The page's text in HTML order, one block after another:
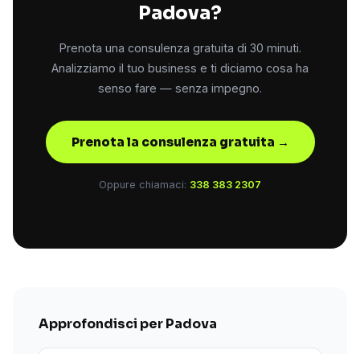
Padova?
Prenota una consulenza gratuita di 30 minuti.
Analizziamo il tuo business e ti diciamo cosa ha
senso fare — senza impegno.
Prenota la consulenza gratuita →
Oppure chiamaci: 338 383 2307
Approfondisci per Padova